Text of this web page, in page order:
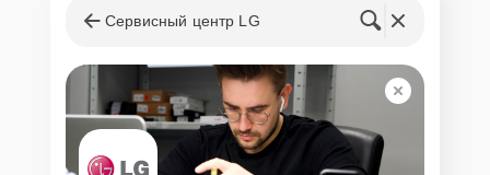
Сервисный центр LG